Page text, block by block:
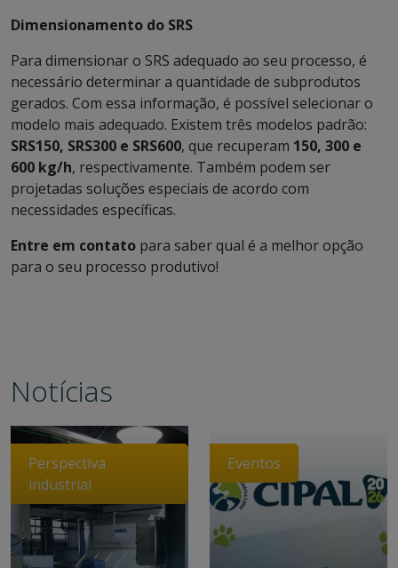
Dimensionamento do SRS
Para dimensionar o SRS adequado ao seu processo, é
necessário determinar a quantidade de subprodutos
gerados. Com essa informação, é possível selecionar o
modelo mais adequado. Existem três modelos padrão:
SRS150, SRS300 e SRS600, que recuperam 150, 300 e
600 kg/h, respectivamente. Também podem ser
projetadas soluções especiais de acordo com
necessidades específicas.
Entre em contato para saber qual é a melhor opção
para o seu processo produtivo!
Notícias
Perspectiva
industrial
Eventos